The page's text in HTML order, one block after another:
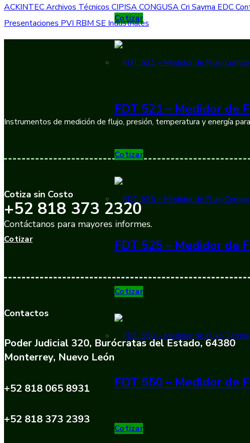
Cotizar
FDT 521 – Medidor de
Cotizar
FDT 525 – Medidor de
Cotizar
FDT 550 – Medidor de
Cotizar
ACKINTECArchivos Técnicos CIPISACONGUSACri Sayma EDC
Presentaciones PVI RBM SE Industriales
Instrumentos de medición de flujo, presión, temperatura y energía
Cotiza sin Costo
+52 818 373 2320
Contáctanos para mayores informes.
Cotizar
Contactos
Poder Judicial 320, Burócratas del Estado, 64380
Monterrey, Nuevo León
+52 818 065 8931
+52 818 373 2393